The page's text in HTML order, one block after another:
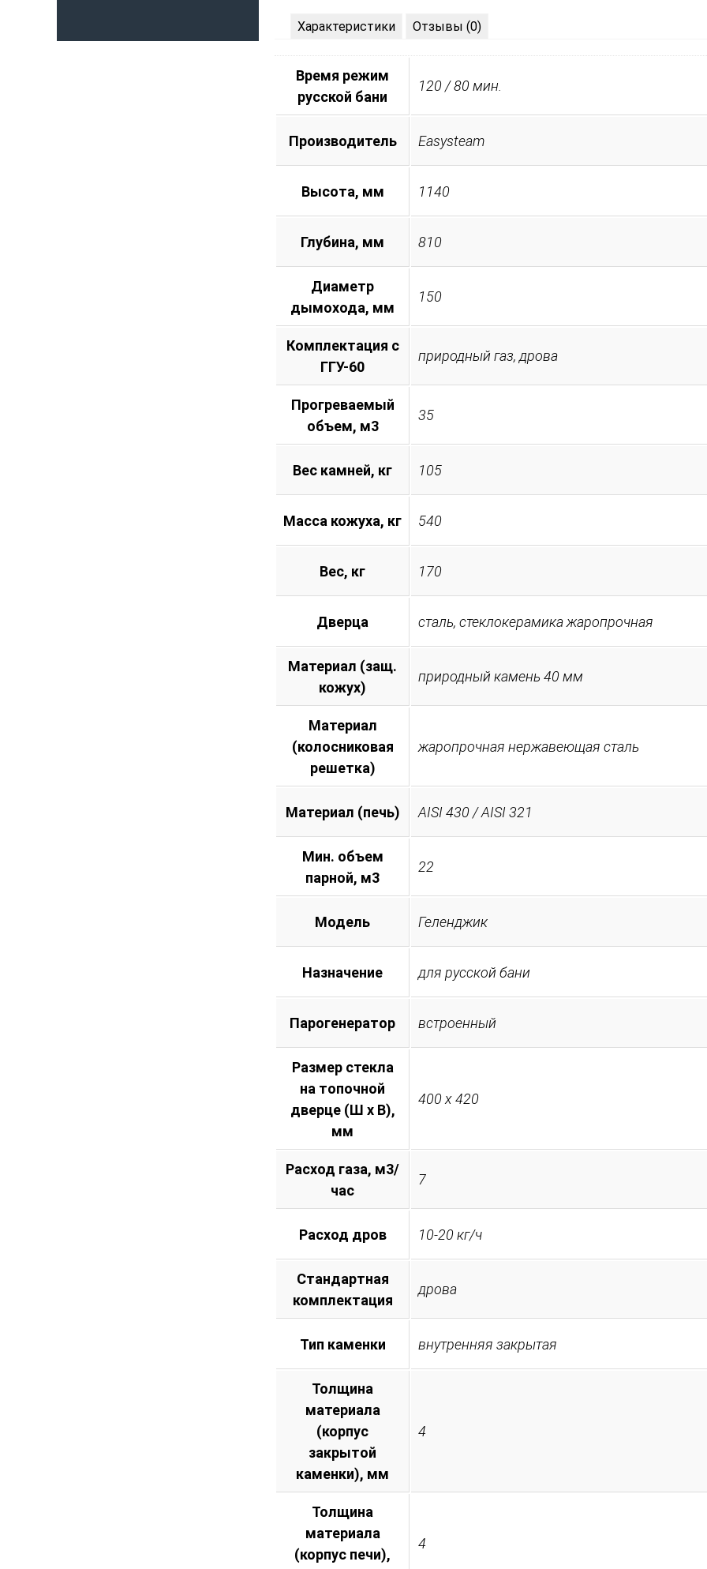
Характеристики Отзывы (0)
Время режим
русской бани
120 / 80 мин.
Производитель Easysteam
Высота, мм 1140
Глубина, мм 810
Диаметр
дымохода, мм
150
Комплектация с
ГГУ-60
природный газ, дрова
Прогреваемый
объем, м3
35
Вес камней, кг 105
Масса кожуха, кг 540
Вес, кг 170
Дверца сталь, стеклокерамика жаропрочная
Материал (защ.
кожух)
природный камень 40 мм
Материал
(колосниковая
решетка)
жаропрочная нержавеющая сталь
Материал (печь) AISI 430 / AISI 321
Мин. объем
парной, м3
22
Модель Геленджик
Назначение для русской бани
Парогенератор встроенный
Размер стекла
на топочной
дверце (Ш х В),
мм
400 х 420
Расход газа, м3/
час
7
Расход дров 10-20 кг/ч
Стандартная
комплектация
дрова
Тип каменки внутренняя закрытая
Толщина
материала
(корпус
закрытой
каменки), мм
4
Толщина
материала
(корпус печи),
4